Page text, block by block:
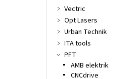
Vectric
Opt Lasers
Urban Technik
ITA tools
PFT
AMB elektrik
CNCdrive